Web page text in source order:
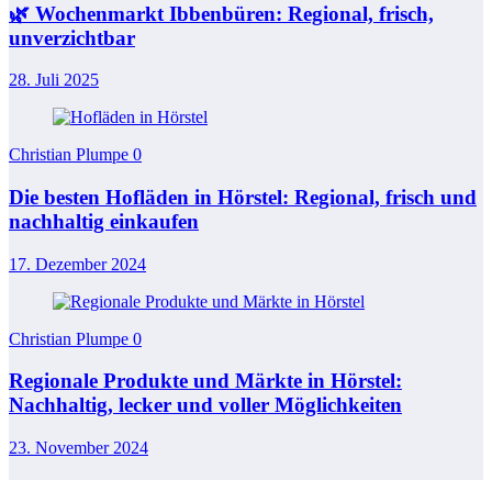
🌿 Wochenmarkt Ibbenbüren: Regional, frisch,
unverzichtbar
28. Juli 2025
Christian Plumpe 0
Die besten Hofläden in Hörstel: Regional, frisch und
nachhaltig einkaufen
17. Dezember 2024
Christian Plumpe 0
Regionale Produkte und Märkte in Hörstel:
Nachhaltig, lecker und voller Möglichkeiten
23. November 2024